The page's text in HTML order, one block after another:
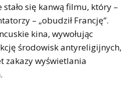
się kanwą filmu, który –
– „obudził Francję”.
kina, wywołując
środowisk antyreligijnych,
zakazy wyświetlania